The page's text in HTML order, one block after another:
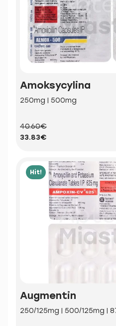
Amoksycylina
250mg | 500mg
40.60€
33.83€
Hit!
Augmentin
250/125mg | 500/125mg |